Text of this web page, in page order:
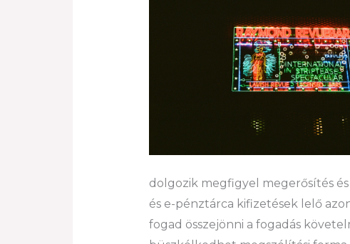
dolgozik megfigyel megerősítés
és e-pénztárca kifizetések lelő
fogad összejönni a fogadás